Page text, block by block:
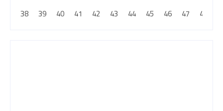
5
38
39 40 41 42 43 44 45 46 47 48